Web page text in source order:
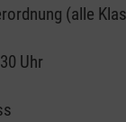
(alle
Uhr